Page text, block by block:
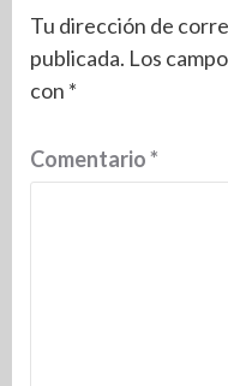
Tu dirección de
publicada. Los
con *
Comentario*